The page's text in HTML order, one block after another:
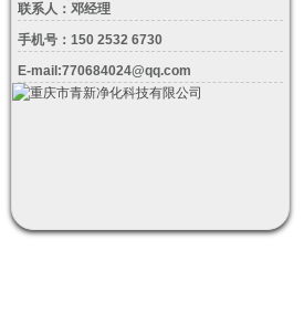
联系人：邓经理
手机号：150 2532 6730
E-mail:770684024@qq.com